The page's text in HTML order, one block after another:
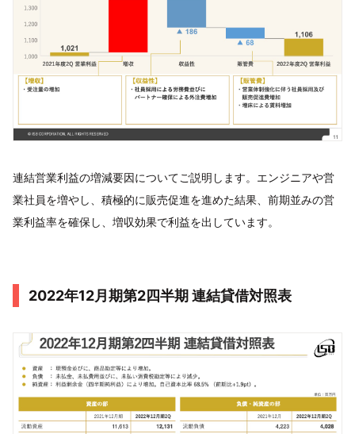
連結営業利益の増減要因についてご説明します。エンジニアや営
業社員を増やし、積極的に販売促進を進めた結果、前期並みの営
業利益率を確保し、増収効果で利益を出しています。
2022年12月期第2四半期 連結貸借対照表